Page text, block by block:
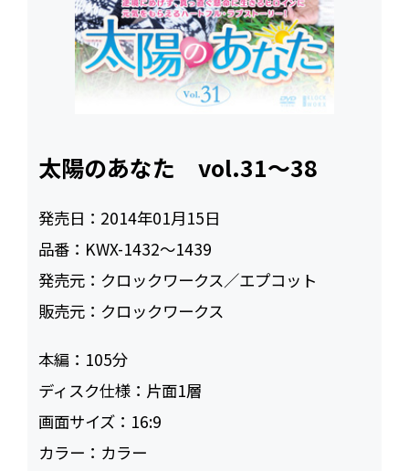
太陽のあなた vol.31～38
発売日： 2014年01月15日
品番： KWX-1432～1439
発売元： クロックワークス／エプコット
販売元： クロックワークス
本編： 105
ディスク仕様： 片面1層
画面サイズ： 16:9
カラー： カラー